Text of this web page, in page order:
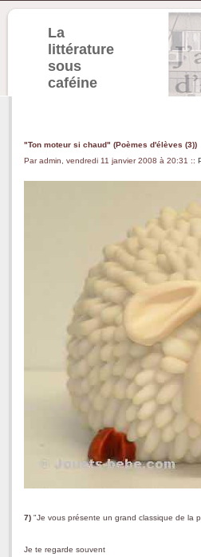
La
littérature
sous
caféine
"Ton moteur si chaud" (Poèmes d'élèves (3))
Par admin, vendredi 11 janvier 2008 à 20:31 ::
7) "Je vous présente un grand classique de la
Je te regarde souvent